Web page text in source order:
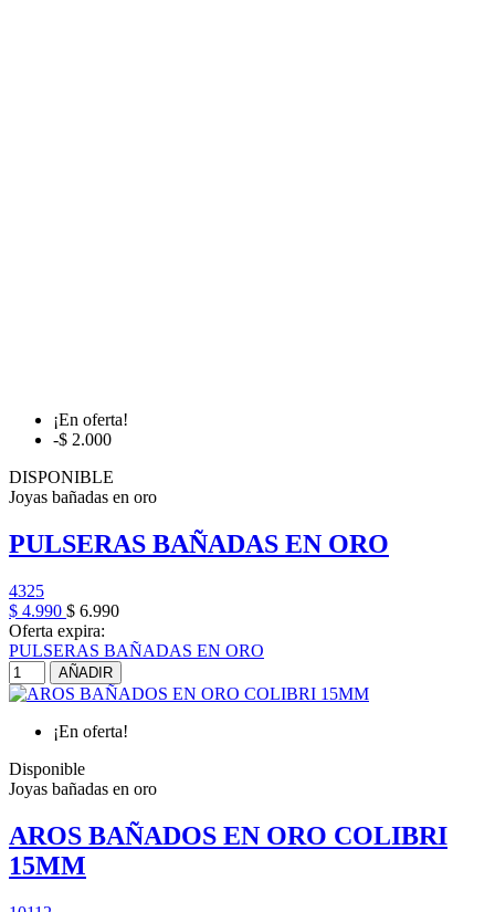
¡En oferta!
-$ 2.000
DISPONIBLE
Joyas bañadas en oro
PULSERAS BAÑADAS EN ORO
4325
$ 4.990 $ 6.990
Oferta expira:
PULSERAS BAÑADAS EN ORO
AÑADIR
¡En oferta!
Disponible
Joyas bañadas en oro
AROS BAÑADOS EN ORO COLIBRI
15MM